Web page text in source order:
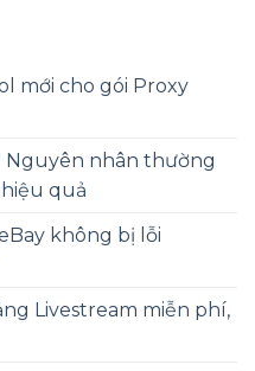
mới cho gói Proxy
Nguyên nhân thường
quả
không bị lỗi
Livestream miễn phí,